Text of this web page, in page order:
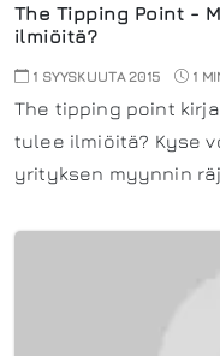
The Tipping Point -
ilmiöitä?
1 SYYSKUUTA 2015 1
The tipping point
tulee ilmiöitä? Kyse
yrityksen myynnin